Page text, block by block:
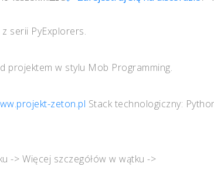
serii PyExplorers.
projektem w stylu Mob Programming.
zeton.pl Stack technologiczny:
-> ⁠Więcej szczegółów w wątku ->